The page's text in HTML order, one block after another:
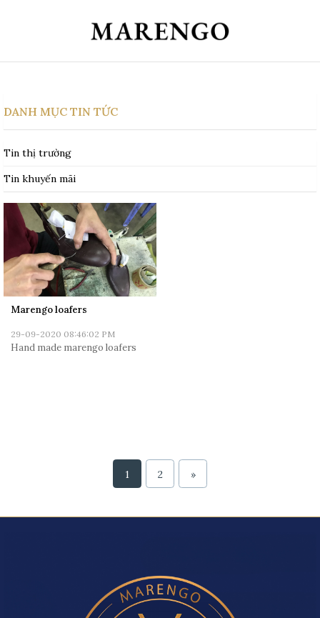
DANH MỤC TIN TỨC
Tin thị trường
Tin khuyến mãi
Marengo loafers
29-09-2020 08:46:02 PM
Hand made marengo loafers
1 2 »